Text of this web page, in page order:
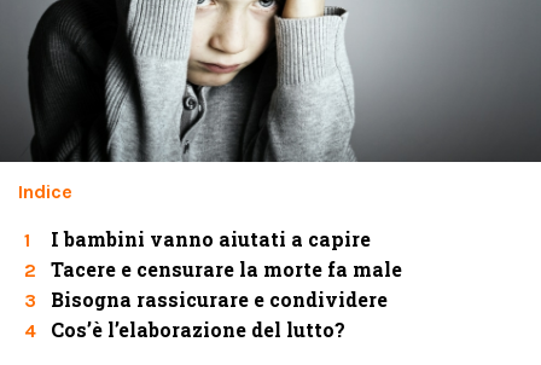
Indice
1 I bambini vanno aiutati a capire
2 Tacere e censurare la morte fa male
3 Bisogna rassicurare e condividere
4 Cos’è l’elaborazione del lutto?